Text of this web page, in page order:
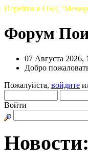
Перейти в ОБД
Форум
07 Августа 2026,
Добро
Пожалуйста, войдите
Войти
Новости: